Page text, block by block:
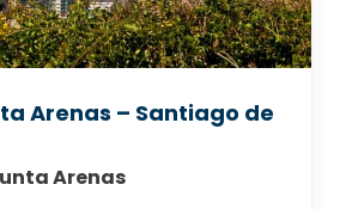
Arenas – Santiago de
Arenas